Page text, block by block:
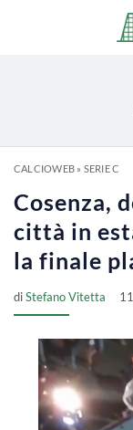
CALCIOWEB» SERIE C
Cosenza,
città in
la finale
diStefano Vitetta